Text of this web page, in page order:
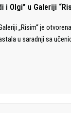
i Olgi” u Galeriji
„Risim“ je
u saradnji sa